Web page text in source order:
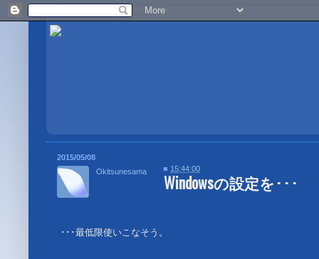
2015/05/08
Windowsの設定を･･･
･･･最低限使いこなそう。
Okitsunesama ■ 15:44:00